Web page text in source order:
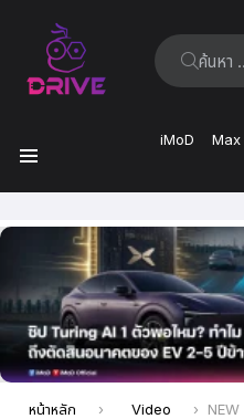
ค้นหา:
iMoD Max
ล่าสุด
คุณอยู่ที่นี่:
หน้าหลัก Video NEW MG